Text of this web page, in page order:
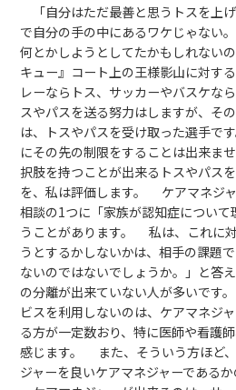
「自分はただ最善と思うトスを上
で自分の手の中にあるワケじゃない
何とかしようとしてたかもしれない
キュー』コート上の王様影山に対
レーならトス、サッカーやバスケな
スやパスを送る努力はしますが、そ
は、トスやパスを受け取った選手で
にその先の制限をすることは出来ま
択肢を持つことが出来るトスやパス
を、私は評価します。 ケアマネジ
相談の1つに「家族が認知症につい
うことがあります。 私は、これに
うとするかしないかは、相手の課題
ないのではないでしょうか。」と答
の分離が出来ていない人が多いです
ビスを利用しないのは、ケアマネジ
る方が一定数おり、特に医師や看護
感じます。 また、そういう方ほど
ジャーを良いケアマネジャーであるか